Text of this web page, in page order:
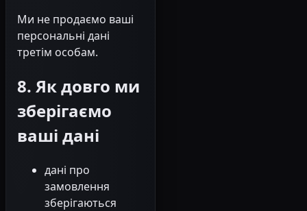
Ми не продаємо ваші
персональні дані
третім особам.
8. Як довго ми
зберігаємо
ваші дані
дані про
замовлення
зберігаються